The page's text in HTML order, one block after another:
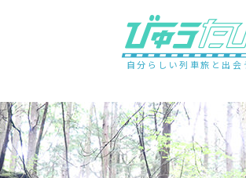
自分らしい列車旅と出会